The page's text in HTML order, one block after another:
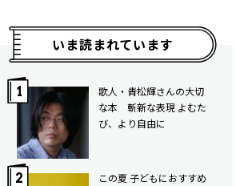
いま読まれています
歌人・青松輝さんの大切
な本 斬新な表現 よむた
び、より自由に
この夏 子どもにおすすめ